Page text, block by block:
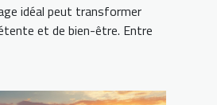
idéal peut transformer
et de bien-être. Entre